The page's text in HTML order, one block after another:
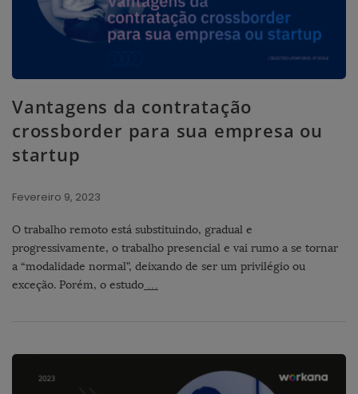
Vantagens da contratação
crossborder para sua empresa ou
startup
Fevereiro 9, 2023
O trabalho remoto está substituindo, gradual e
progressivamente, o trabalho presencial e vai rumo a se tornar
a “modalidade normal”, deixando de ser um privilégio ou
exceção. Porém, o estudo …